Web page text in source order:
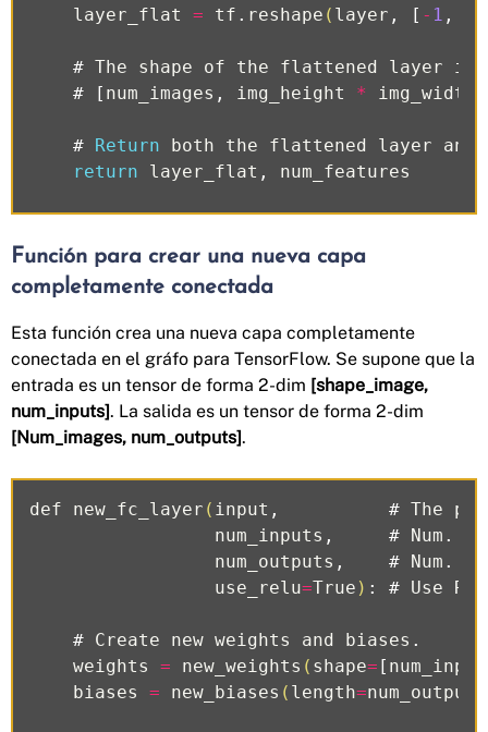
layer_flat
= tf . reshape ( layer , [ - 1 ,
# The shape of the flattened layer is
#
[ num_images , img_height * img_width
# Return both the flattened layer and
return
layer_flat , num_features
Función para crear una nueva capa
completamente conectada
Esta función crea una nueva capa completamente
conectada en el gráfo para TensorFlow. Se supone que la
entrada es un tensor de forma 2-dim [shape_image,
num_inputs]. La salida es un tensor de forma 2-dim
[Num_images, num_outputs].
def new_fc_layer ( input , # The
num_inputs , # Num .
num_outputs , # Num .
use_relu=True ) : # Use
# Create new weights and biases .
weights
= new_weights ( shape= [
biases
= new_biases ( length=num_outputs